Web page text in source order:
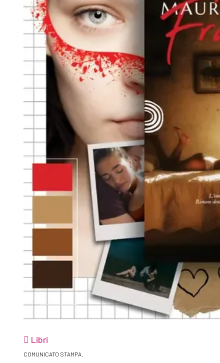
Libri
COMUNICATO STAMPA.